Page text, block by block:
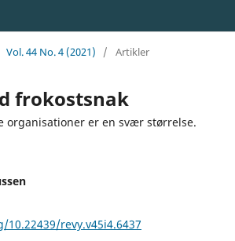
Vol. 44 No. 4 (2021) / Artikler
frokostsnak
organisationer er en svær størrelse.
revy.v45i4.6437